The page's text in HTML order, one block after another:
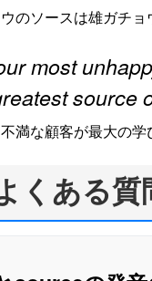
ウのソースは雄ガチョ
most
source
不満な顧客が最大の学
くある質